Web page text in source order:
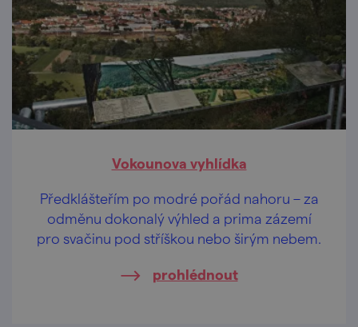
Vokounova vyhlídka
Předklášteřím po modré pořád nahoru – za
odměnu dokonalý výhled a prima zázemí
pro svačinu pod stříškou nebo širým nebem.
prohlédnout